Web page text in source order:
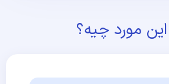
مورد چیه؟